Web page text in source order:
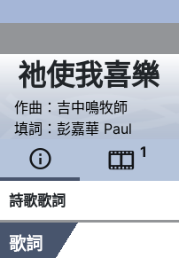
祂使我喜樂
作曲： 吉中鳴牧師
填詞： 彭嘉華 Paul
  1
詩歌歌詞
歌詞